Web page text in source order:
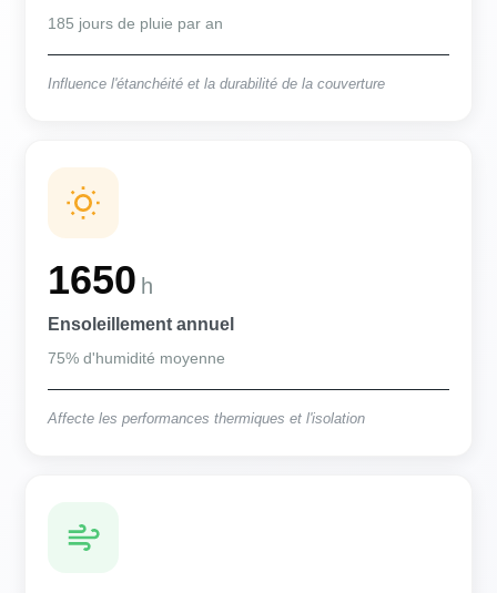
185 jours de pluie par an
Influence l'étanchéité et la durabilité de la couverture
1650 h
Ensoleillement annuel
75% d'humidité moyenne
Affecte les performances thermiques et l'isolation